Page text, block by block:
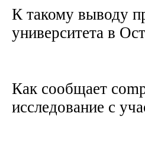
К такому выводу
университета в
Как сообщает
исследование с